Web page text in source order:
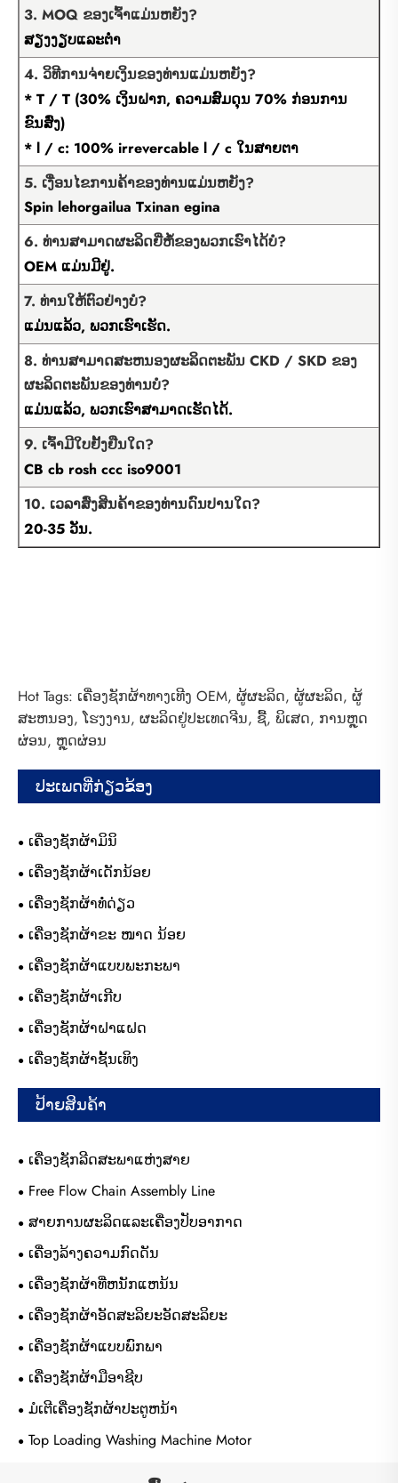
3. MOQ ຂອງເຈົ້າແມ່ນຫຍັງ?
ສຽງງຽບແລະຕ່ໍາ
4. ວິທີການຈ່າຍເງິນຂອງທ່ານແມ່ນຫຍັງ?
* T / T (30% ເງິນຝາກ, ຄວາມສົມດຸນ 70% ກ່ອນການ
ຂົນສົ່ງ)
* l / c: 100% irrevercable l / c ໃນສາຍຕາ
5. ເງື່ອນໄຂການຄ້າຂອງທ່ານແມ່ນຫຍັງ?
Spin lehorgailua Txinan egina
6. ທ່ານສາມາດຜະລິດຍີ່ຫໍ້ຂອງພວກເຮົາໄດ້ບໍ?
OEM ແມ່ນມີຢູ່.
7. ທ່ານໃຫ້ຕົວຢ່າງບໍ?
ແມ່ນແລ້ວ, ພວກເຮົາເຮັດ.
8. ທ່ານສາມາດສະຫນອງຜະລິດຕະພັນ CKD / SKD ຂອງ
ຜະລິດຕະພັນຂອງທ່ານບໍ?
ແມ່ນແລ້ວ, ພວກເຮົາສາມາດເຮັດໄດ້.
9. ເຈົ້າມີໃບຢັ້ງຢືນໃດ?
CB cb rosh ccc iso9001
10. ເວລາສົ່ງສິນຄ້າຂອງທ່ານດົນປານໃດ?
20-35 ວັນ.
Hot Tags: ເຄື່ອງຊັກຜ້າທາງເທີງ OEM, ຜູ້ຜະລິດ, ຜູ້ຜະລິດ, ຜູ້
ສະຫນອງ, ໂຮງງານ, ຜະລິດຢູ່ປະເທດຈີນ, ຊື້, ພິເສດ, ການຫຼຸດ
ຜ່ອນ, ຫຼຸດຜ່ອນ
ປະເພດທີ່ກ່ຽວຂ້ອງ
ເຄື່ອງຊັກຜ້າມິນິ
ເຄື່ອງຊັກຜ້າເດັກນ້ອຍ
ເຄື່ອງຊັກຜ້າທໍ່ດ່ຽວ
ເຄື່ອງຊັກຜ້າຂະ ໜາດ ນ້ອຍ
ເຄື່ອງຊັກຜ້າແບບພະກະພາ
ເຄື່ອງຊັກຜ້າເກີບ
ເຄື່ອງຊັກຜ້າຝາແຝດ
ເຄື່ອງຊັກຜ້າຊັ້ນເທິງ
ປ້າຍສິນຄ້າ
ເຄື່ອງຊັກລີດສະພາແຫ່ງສາຍ
Free Flow Chain Assembly Line
ສາຍການຜະລິດແລະເຄື່ອງປັບອາກາດ
ເຄື່ອງລ້າງຄວາມກົດດັນ
ເຄື່ອງຊັກຜ້າທີ່ຫນັກແຫນ້ນ
ເຄື່ອງຊັກຜ້າອັດສະລິຍະອັດສະລິຍະ
ເຄື່ອງຊັກຜ້າແບບພົກພາ
ເຄື່ອງຊັກຜ້າມືອາຊີບ
ມໍເຕີເຄື່ອງຊັກຜ້າປະຕູຫນ້າ
Top Loading Washing Machine Motor